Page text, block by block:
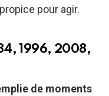
pour agir.
1996, 2008,
de moments